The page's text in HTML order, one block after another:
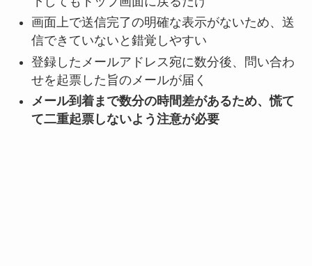
画面上で送信完了の明確な表示がないため、送
信できていないと錯覚しやすい
登録したメールアドレス宛に数分後、問い合わ
せを起票した旨のメールが届く
メール到着まで数分の時間差があるため、慌て
て二重起票しないよう注意が必要